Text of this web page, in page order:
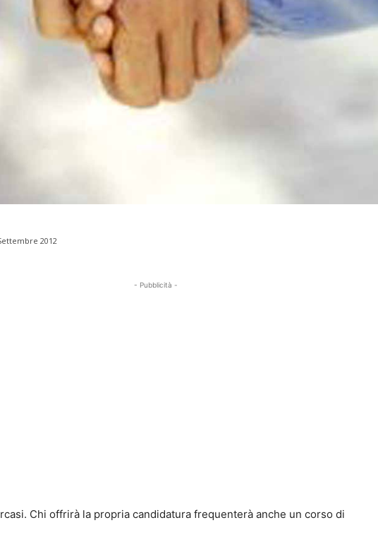
2012
- Pubblicità -
Chi offrirà la propria candidatura frequenterà anche un corso di